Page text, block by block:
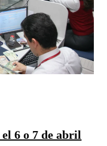
6 o 7 de abril